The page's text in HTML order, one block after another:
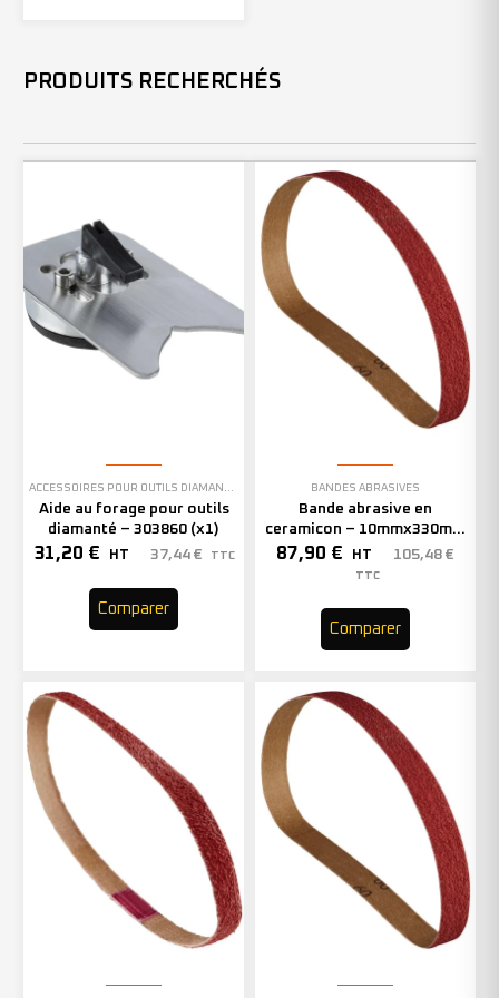
PRODUITS RECHERCHÉS
ACCESSOIRES POUR OUTILS DIAMANTÉS
Aide au forage pour outils
diamanté – 303860 (x1)
31,20 € HT 37,44 € TTC
Comparer
BANDES ABRASIVES
Bande abrasive en
ceramicon – 10mmx330mm
– Grain 40 – 333001 (x50)
87,90 € HT 105,48 €
TTC
Comparer